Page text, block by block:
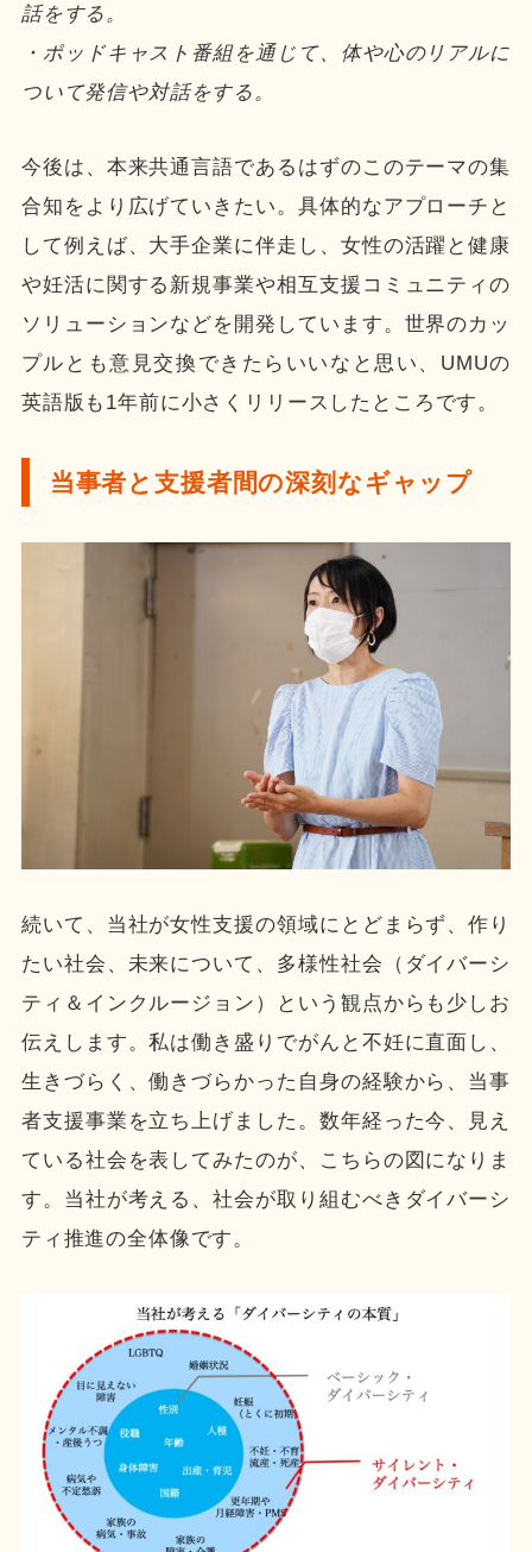
話をする。
・ポッドキャスト番組を通じて、体や心のリアルに
ついて発信や対話をする。
今後は、本来共通言語であるはずのこのテーマの集
合知をより広げていきたい。具体的なアプローチと
して例えば、大手企業に伴走し、女性の活躍と健康
や妊活に関する新規事業や相互支援コミュニティの
ソリューションなどを開発しています。世界のカッ
プルとも意見交換できたらいいなと思い、UMUの
英語版も1年前に小さくリリースしたところです。
当事者と支援者間の深刻なギャップ
続いて、当社が女性支援の領域にとどまらず、作り
たい社会、未来について、多様性社会（ダイバーシ
ティ＆インクルージョン）という観点からも少しお
伝えします。私は働き盛りでがんと不妊に直面し、
生きづらく、働きづらかった自身の経験から、当事
者支援事業を立ち上げました。数年経った今、見え
ている社会を表してみたのが、こちらの図になりま
す。当社が考える、社会が取り組むべきダイバーシ
ティ推進の全体像です。